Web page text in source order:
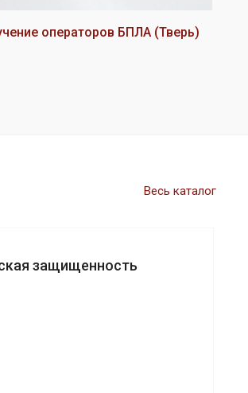
операторов БПЛА (Тверь)
Весь каталог
защищенность